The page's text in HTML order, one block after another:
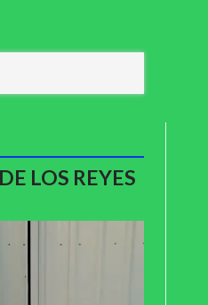
LOS REYES